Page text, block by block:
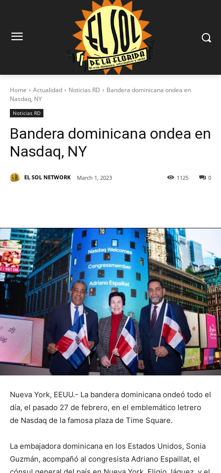
Home Actualidad Noticias RD
Bandera dominicana ondea en
Nasdaq, NY
Noticias RD
Bandera dominicana ondea en
Nasdaq, NY
EL SOL NETWORK March 1, 2023 0
1125
Nueva York, EEUU.- La bandera dominicana ondeó todo el
día, el pasado 27 de febrero, en el emblemático letrero
de Nasdaq de la famosa plaza de Time Square.
La embajadora dominicana en los Estados Unidos, Sonia
Guzmán, acompañó al congresista Adriano Espaillat, el